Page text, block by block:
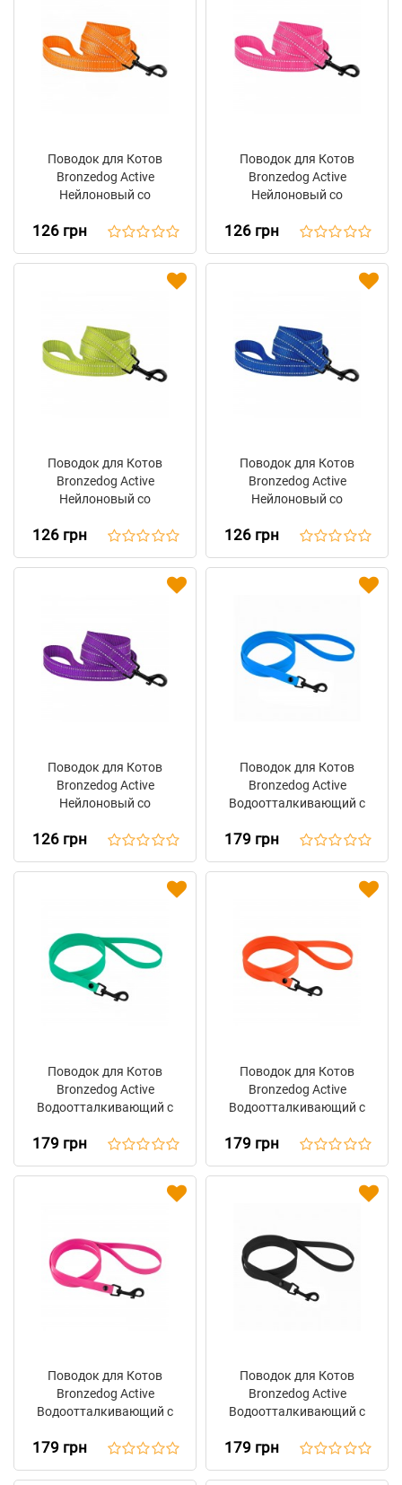
Поводок для Котов
Bronzedog Active
Нейлоновый со
Оранжевый
126 грн
Поводок для Котов
Bronzedog Active
Нейлоновый со
Розовый
126 грн
Поводок для Котов
Bronzedog Active
Нейлоновый со
Салатовый
126 грн
Поводок для Котов
Bronzedog Active
Нейлоновый со
Синий
126 грн
Поводок для Котов
Bronzedog Active
Нейлоновый со
Фиолетовый
126 грн
Поводок для Котов
Bronzedog Active
Водоотталкивающий с
Полимерным
179 грн
Поводок для Котов
Bronzedog Active
Водоотталкивающий с
Полимерным
179 грн
Поводок для Котов
Bronzedog Active
Водоотталкивающий с
Полимерным
179 грн
Поводок для Котов
Bronzedog Active
Водоотталкивающий с
Полимерным
179 грн
Поводок для Котов
Bronzedog Active
Водоотталкивающий с
Полимерным
179 грн